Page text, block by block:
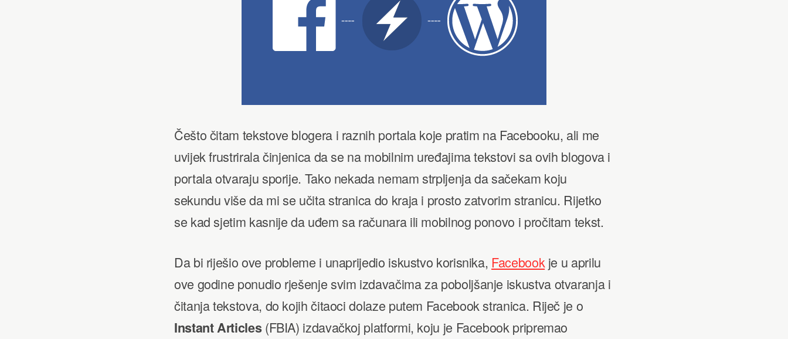
Češto čitam tekstove blogera i raznih portala koje pratim na Facebooku, ali me
uvijek frustrirala činjenica da se na mobilnim uređajima tekstovi sa ovih blogova i
portala otvaraju sporije. Tako nekada nemam strpljenja da sačekam koju
sekundu više da mi se učita stranica do kraja i prosto zatvorim stranicu. Rijetko
se kad sjetim kasnije da uđem sa računara ili mobilnog ponovo i pročitam tekst.
Da bi riješio ove probleme i unaprijedio iskustvo korisnika, Facebook je u aprilu
ove godine ponudio rješenje svim izdavačima za poboljšanje iskustva otvaranja i
čitanja tekstova, do kojih čitaoci dolaze putem Facebook stranica. Riječ je o
Instant Articles(FBIA) izdavačkoj platformi, koju je Facebook pripremao